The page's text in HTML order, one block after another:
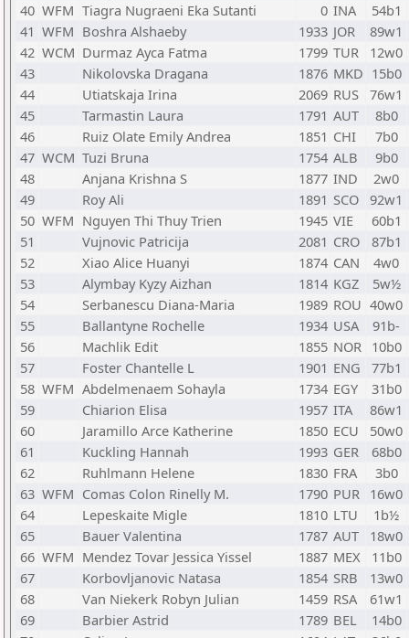
40 WFM Tiagra Nugraeni Eka Sutanti 0 INA
54b1
41 WFM Boshra Alshaeby 1933 JOR
89w1
42 WCM Durmaz Ayca Fatma 1799 TUR
12w0
43
Nikolovska Dragana 1876 MKD 15b0
44
Utiatskaja Irina 2069 RUS
76w1
45
Tarmastin Laura 1791 AUT
8b0
46
Ruiz Olate Emily Andrea 1851 CHI
7b0
47 WCM Tuzi Bruna 1754 ALB
9b0
48
Anjana Krishna S 1877 IND
2w0
49
Roy Ali 1891 SCO
92w1
50 WFM Nguyen Thi Thuy Trien 1945 VIE
60b1
51
Vujnovic Patricija 2081 CRO
87b1
52
Xiao Alice Huanyi 1874 CAN
4w0
53
Alymbay Kyzy Aizhan 1814 KGZ
5w½
54
Serbanescu Diana-Maria 1989 ROU 40w0
55
Ballantyne Rochelle 1934 USA
91b-
56
Machlik Edit 1855 NOR 10b0
57
Foster Chantelle L 1901 ENG
77b1
58 WFM Abdelmenaem Sohayla 1734 EGY
31b0
59
Chiarion Elisa 1957 ITA
86w1
60
Jaramillo Arce Katherine 1850 ECU
50w0
61
Kuckling Hannah 1993 GER
68b0
62
Ruhlmann Helene 1830 FRA
3b0
63 WFM Comas Colon Rinelly M. 1790 PUR 16w0
64
Lepeskaite Migle 1810 LTU
1b½
65
Bauer Valentina 1787 AUT
18w0
66 WFM Mendez Tovar Jessica Yissel 1887 MEX
11b0
67
Korbovljanovic Natasa 1854 SRB
13w0
68
Van Niekerk Robyn Julian 1459 RSA
61w1
69
Barbier Astrid 1789 BEL
14b0